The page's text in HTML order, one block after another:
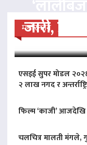
मनोरन्जन
जारी,
एसइई सुपर मोडल
२ लाख नगद र
फिल्म ‘काजी’ आजदेखि
चलचित्र मालती मंगले,